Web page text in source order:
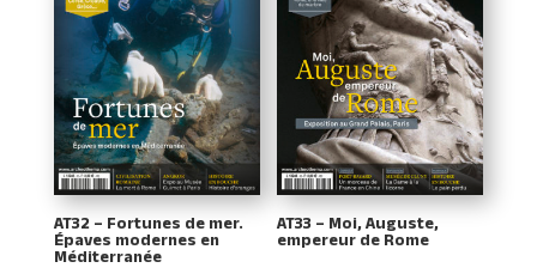
AT32 – Fortunes de mer.
Épaves modernes en
Méditerranée
AT33 – Moi, Auguste,
empereur de Rome